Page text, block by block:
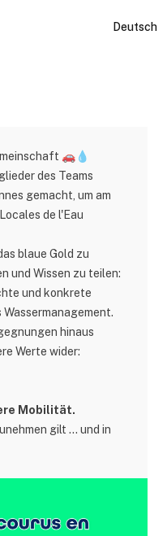
Deutsch
🚗💧
des Teams
gemacht, um am
de l'Eau
blaue Gold zu
und Wissen zu teilen:
und konkrete
hinaus
Werte wider:
Mobilität.
gilt … und in